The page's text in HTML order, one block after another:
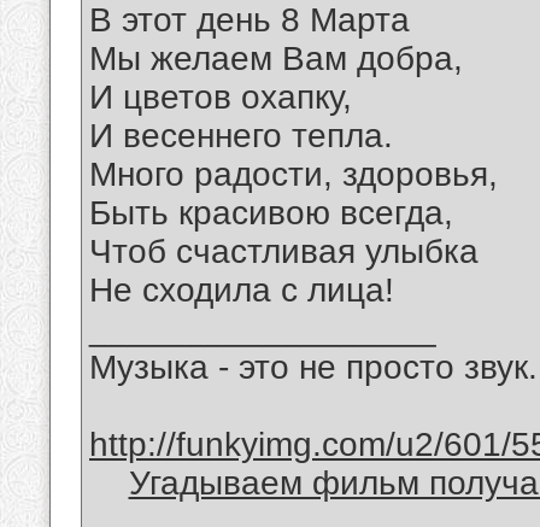
В этот день 8 Марта
Мы желаем Вам добра,
И цветов охапку,
И весеннего тепла.
Много радости, здоровья,
Быть красивою всегда,
Чтоб счастливая улыбка
Не сходила с лица!
Музыка - это не просто
http://funkyimg.com/u2/601/
Угадываем фильм